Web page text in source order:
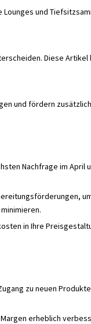
und
Diese
und fördern
Nachfrage im April
in Ihre
zu neuen
erheblich